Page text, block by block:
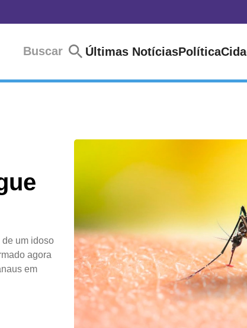
Buscar Últimas NotíciasPolítica
de um idoso
agora
em